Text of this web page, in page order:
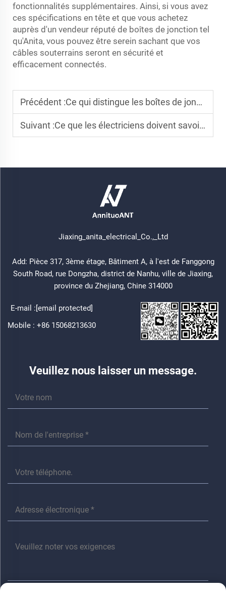
fonctionnalités supplémentaires. Ainsi, si vous avez
ces spécifications en tête et que vous achetez
auprès d'un vendeur réputé de boîtes de jonction tel
qu'Anita, vous pouvez être serein sachant que vos
câbles souterrains seront en sécurité et
efficacement connectés.
Précédent :Ce qui distingue les boîtes de jonction étanches industrielles des modèles résidentiels
Suivant :Ce que les électriciens doivent savoir sur les erreurs de câblage des prises GFCI
Jiaxing_anita_electrical_Co.,_Ltd
Add: Pièce 317, 3ème étage, Bâtiment A, à l'est de Fanggong
South Road, rue Dongzha, district de Nanhu, ville de Jiaxing,
province du Zhejiang, Chine 314000
E-mail :[email protected]
Mobile : +86 15068213630
Veuillez nous laisser un message.